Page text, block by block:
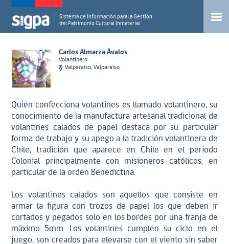
Sistema de Información para la Gestión
del Patrimonio Cultural Inmaterial
Carlos Almarza Ávalos
Volantinero
Valparaíso, Valparaíso
Quién confecciona volantines es llamado volantinero, su
conocimiento de la manufactura artesanal tradicional de
volantines calados de papel destaca por su particular
forma de trabajo y su apego a la tradición volantinera de
Chile, tradición que aparece en Chile en el periodo
Colonial principalmente con misioneros católicos, en
particular de la orden Benedictina.
Los volantines calados son aquellos que consiste en
armar la figura con trozos de papel los que deben ir
cortados y pegados solo en los bordes por una franja de
máximo 5mm. Los volantines cumplen su ciclo en el
juego, son creados para elevarse con el viento sin saber